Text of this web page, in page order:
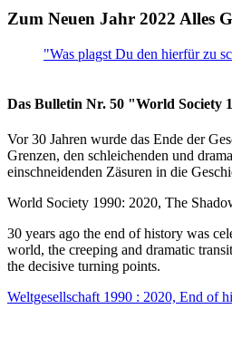
Zum Neuen Jahr 2022 Alles
"Was plagst Du den hierfür zu
Das Bulletin Nr. 50 "World Society
Vor 30 Jahren wurde das Ende der
Grenzen, den schleichenden und
einschneidenden Zäsuren in die
World Society 1990: 2020, The
30 years ago the end of history was
world, the creeping and dramatic
the decisive turning points.
Weltgesellschaft 1990 : 2020, End of